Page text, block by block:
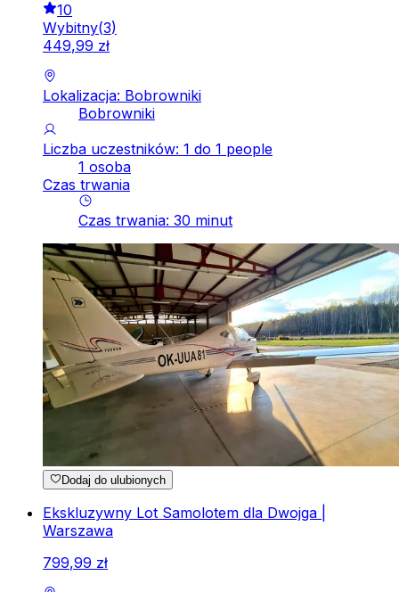
10
Wybitny(3)
449,99 zł
Lokalizacja: Bobrowniki
Bobrowniki
Liczba uczestników: 1 do 1 people
1 osoba
Czas trwania
Czas trwania: 30 minut
Dodaj do ulubionych
Ekskluzywny Lot Samolotem dla Dwojga |
Warszawa
799,99 zł